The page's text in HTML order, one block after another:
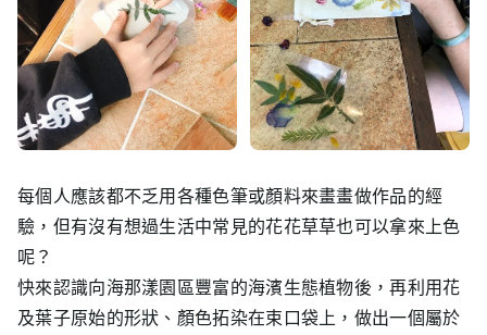
每個人應該都不乏用各種色筆或顏料來畫畫做作品的經
驗，但有沒有想過生活中常見的花花草草也可以拿來上色
呢？
快來認識向海那漾園區豐富的海濱生態植物後，再利用花
及葉子原始的形狀、顏色拓染在束口袋上，做出一個屬於